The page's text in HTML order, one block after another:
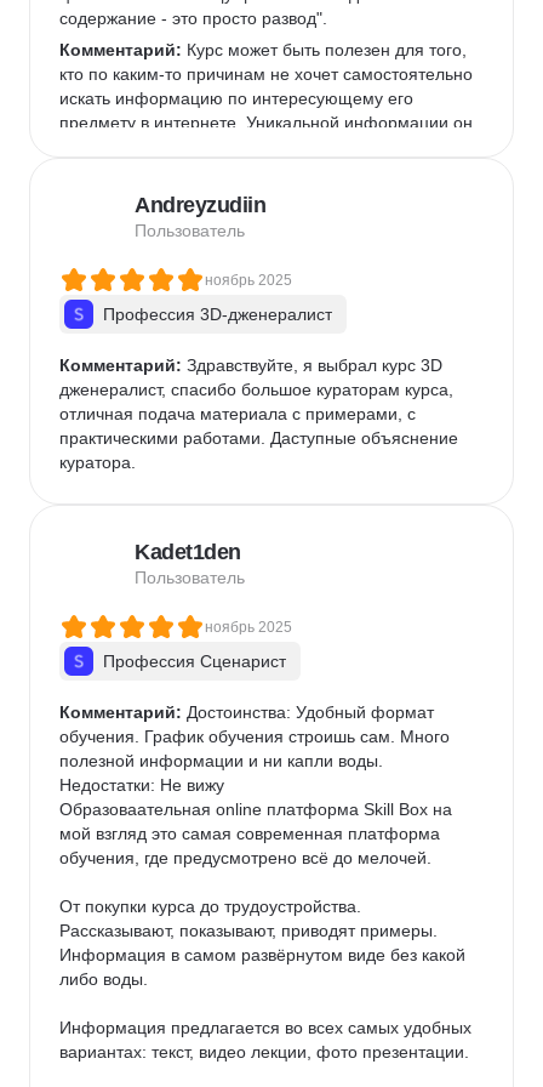
содержание - это просто развод".
Комментарий: Курс может быть полезен для того,
кто по каким-то причинам не хочет самостоятельно
искать информацию по интересующему его
предмету в интернете. Уникальной информации он
через призму восприятия авторов.Таких денег
однозначно не стоит.
Andreyzudiin
Пользователь
ноябрь 2025
Профессия 3D-дженералист
Комментарий: Здравствуйте, я выбрал курс 3D
дженералист, спасибо большое кураторам курса,
отличная подача материала с примерами, с
практическими работами. Даступные объяснение
куратора.
Kadet1den
Пользователь
ноябрь 2025
Профессия Сценарист
Комментарий: Достоинства: Удобный формат
обучения. График обучения строишь сам. Много
полезной информации и ни капли воды.
Недостатки: Не вижу
Образоваательная online платформа Skill Box на
мой взгляд это самая современная платформа
обучения, где предусмотрено всё до мелочей.
От покупки курса до трудоустройства.
Рассказывают, показывают, приводят примеры.
Информация в самом развёрнутом виде без какой
либо воды.
Информация предлагается во всех самых удобных
вариантах: текст, видео лекции, фото презентации.